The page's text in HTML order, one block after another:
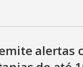
alertas